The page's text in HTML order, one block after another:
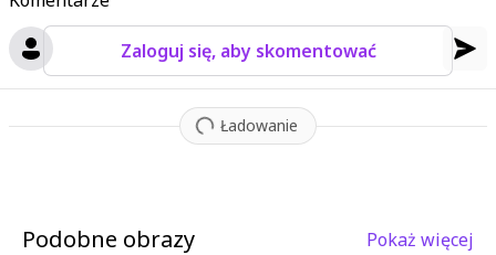
Zaloguj się, aby skomentować
Ładowanie
Podobne obrazy Pokaż więcej